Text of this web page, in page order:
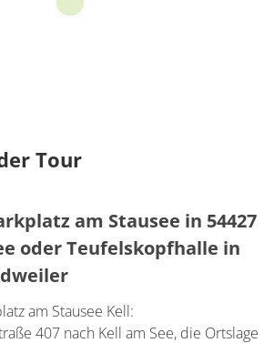
Tour
am Stausee in 54427
oder Teufelskopfhalle in
am Stausee Kell:
407 nach Kell am See, die Ortslage